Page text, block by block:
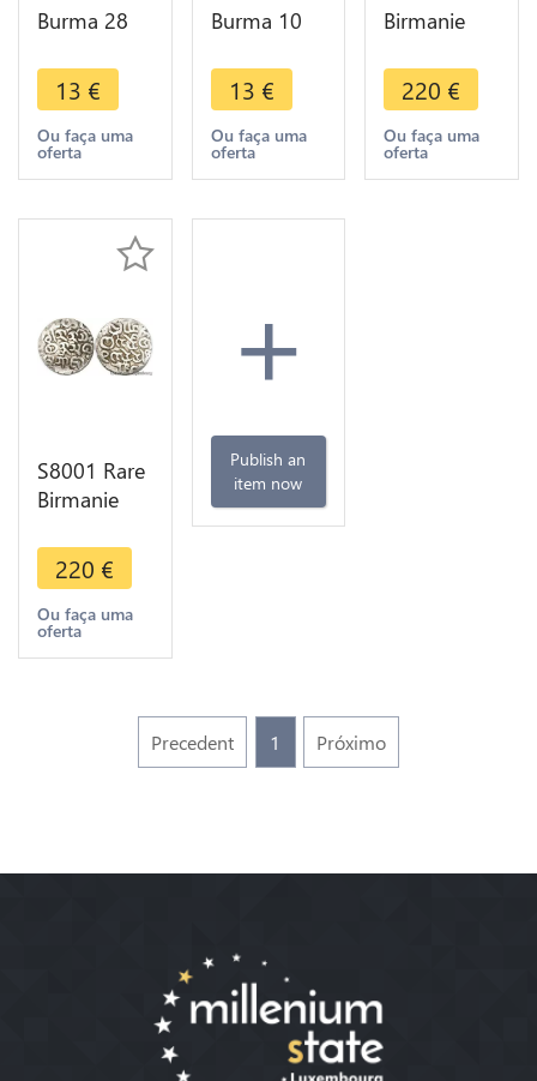
Burma 28
> Faire
Offre
13 €
Ou faça uma
oferta
Burma 10
> Faire
Offre
13 €
Ou faça uma
oferta
Birmanie
Arakans
Bodowpaya
1785
Argent
220 €
Ou faça uma
oferta
S8001 Rare
Birmanie
Sanda
Thudhamma
1652
Argent
220 €
Ou faça uma
oferta
+
Publish an
item now
Precedent 1 Próximo